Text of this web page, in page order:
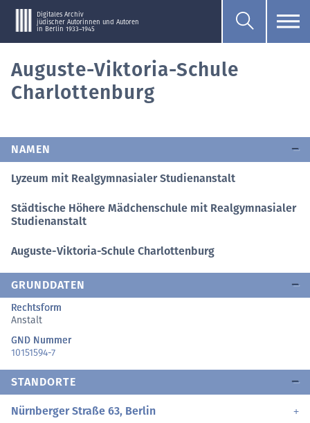
Digitales Archiv
jüdischer Autorinnen und Autoren
in Berlin 1933–1945
Auguste-Viktoria-Schule
Charlottenburg
NAMEN
Lyzeum mit Realgymnasialer Studienanstalt
Städtische Höhere Mädchenschule mit Realgymnasialer
Studienanstalt
Auguste-Viktoria-Schule Charlottenburg
GRUNDDATEN
Rechtsform
Anstalt
GND Nummer
10151594-7
STANDORTE
Nürnberger Straße 63, Berlin